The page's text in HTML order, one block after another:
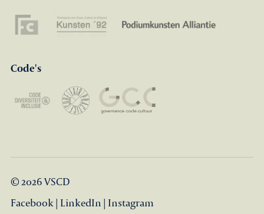
Code's
© 2026 VSCD
Facebook| LinkedIn | Instagram